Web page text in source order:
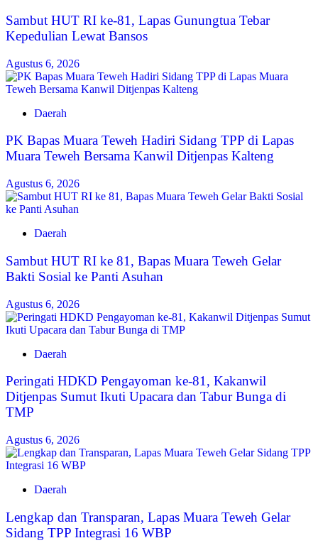
Sambut HUT RI ke-81, Lapas Gunungtua Tebar
Kepedulian Lewat Bansos
Agustus 6, 2026
Daerah
‎PK Bapas Muara Teweh Hadiri Sidang TPP di Lapas
Muara Teweh Bersama Kanwil Ditjenpas Kalteng
Agustus 6, 2026
Daerah
‎Sambut HUT RI ke 81, Bapas Muara Teweh Gelar
Bakti Sosial ke Panti Asuhan
Agustus 6, 2026
Daerah
Peringati HDKD Pengayoman ke-81, Kakanwil
Ditjenpas Sumut Ikuti Upacara dan Tabur Bunga di
TMP
Agustus 6, 2026
Daerah
Lengkap dan Transparan, Lapas Muara Teweh Gelar
Sidang TPP Integrasi 16 WBP